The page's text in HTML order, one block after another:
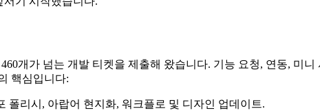
개가 넘는 개발 티켓을 제출해 왔습니다. 기능 요청, 연동, 미
핵심입니다:
폴리시, 아랍어 현지화, 워크플로 및 디자인 업데이트.